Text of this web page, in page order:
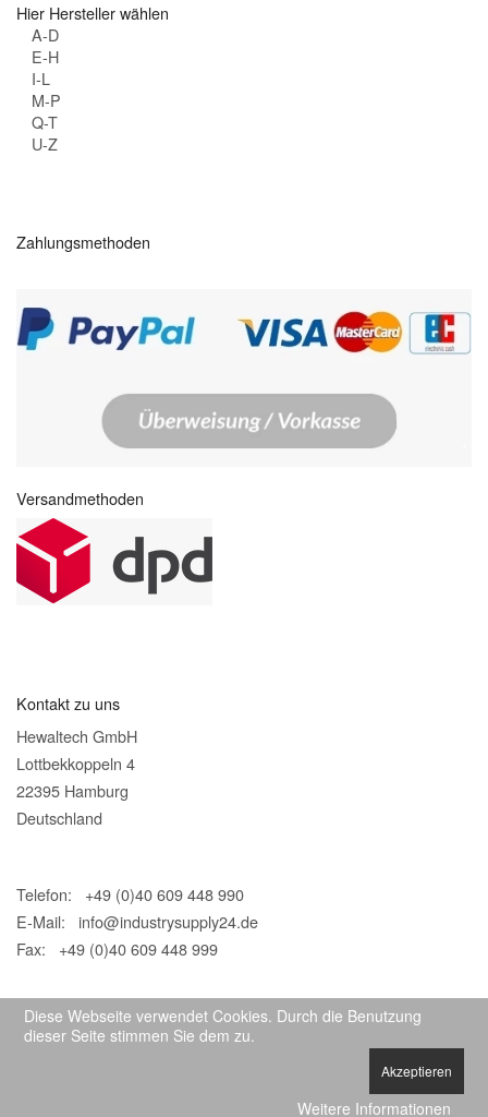
Hier Hersteller wählen
A-D
E-H
I-L
M-P
Q-T
U-Z
Zahlungsmethoden
Versandmethoden
Kontakt zu uns
Hewaltech GmbH
Lottbekkoppeln 4
22395 Hamburg
Deutschland
Telefon: +49 (0)40 609 448 990
E-Mail: info@industrysupply24.de
Fax: +49 (0)40 609 448 999
Diese Webseite verwendet Cookies. Durch die Benutzung
dieser Seite stimmen Sie dem zu.
Akzeptieren
Weitere Informationen